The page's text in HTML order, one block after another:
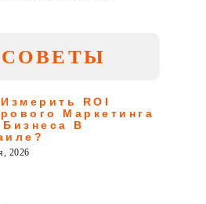
ROI
Маркетинга
В
2026